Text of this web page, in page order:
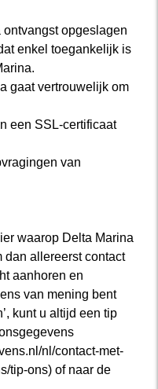
opgeslagen
enkel toegankelijk is
gaat vertrouwelijk om
een SSL-certificaat
van
waarop Delta Marina
dan allereerst contact
aanhoren en
van mening bent
kunt u altijd een tip
nl/contact-met-
tip-ons) of naar de